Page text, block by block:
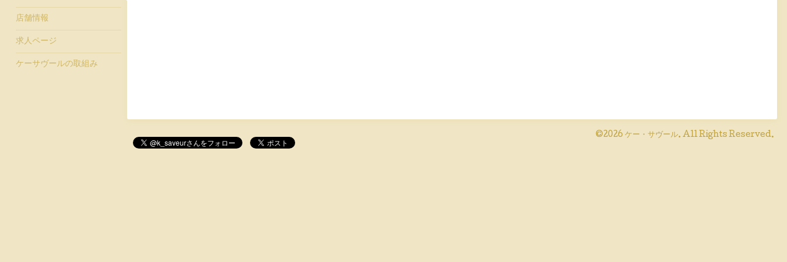
©2026 ケー・サヴール. All Rights Reserved.
店舗情報
求人ページ
ケーサヴールの取組み